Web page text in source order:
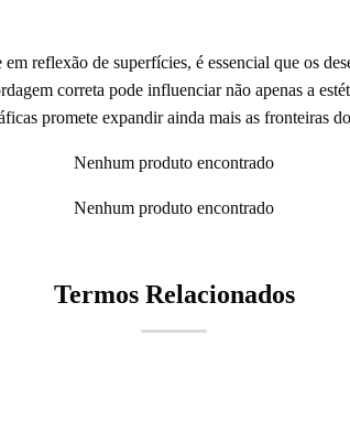
reflexão de superfícies, é essencial que os
correta pode influenciar não apenas a
promete expandir ainda mais as fronteiras
Nenhum produto encontrado
Nenhum produto encontrado
Termos Relacionados